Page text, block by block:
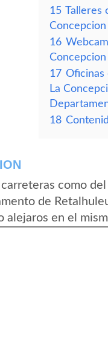
15 Talleres
16
17 Oficinas
La
18
como
de
alejaros en el